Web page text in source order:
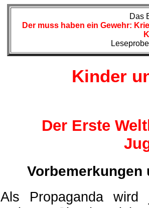
Das
Der muss haben ein Gewehr:
Kinder
Der Erste
Als Propaganda